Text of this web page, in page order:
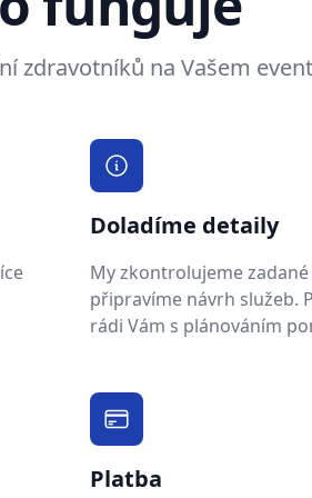
zdravotníků na Vašem
Doladíme detaily
My zkontrolujeme
připravíme návrh služeb.
rádi Vám s plánováním
Platba